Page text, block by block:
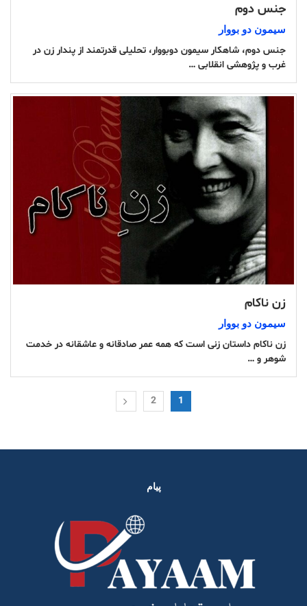
جنس دوم
سیمون دو بووار
جنس دوم، شاهکار سیمون دوبووار، تحلیلی قدرتمند از پندار زن در
غرب و پژوهشی انقلابی …
زن ناکام
سیمون دو بووار
زن ناکام داستان زنی است که همه عمر صادقانه و عاشقانه در خدمت
شوهر و …
1
2
پیام